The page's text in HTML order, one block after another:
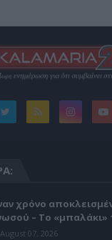
χρόνο
– Το
August 07, 2026